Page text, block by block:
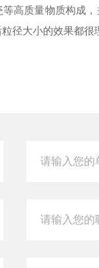
高质量物质构成，
粒径大小的效果都很